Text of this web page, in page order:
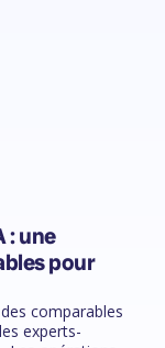
: une
pour
comparables
experts-